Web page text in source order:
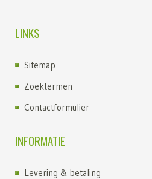
LINKS
Sitemap
Zoektermen
Contactformulier
INFORMATIE
Levering & betaling